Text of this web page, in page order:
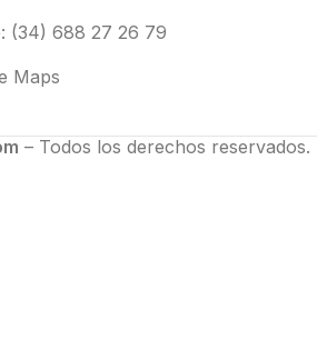
(34) 688 27 26 79
Maps
– Todos los derechos reservados. |